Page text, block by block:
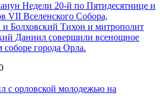
Недели 20-й по Пятидесятнице и
VII Вселенского Собора,
Болховский Тихон и митрополит
Даниил совершили всенощное
соборе города Орла.